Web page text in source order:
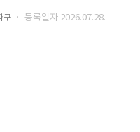
로 시스템을 구축
구 · 등록일자 2026.07.28.